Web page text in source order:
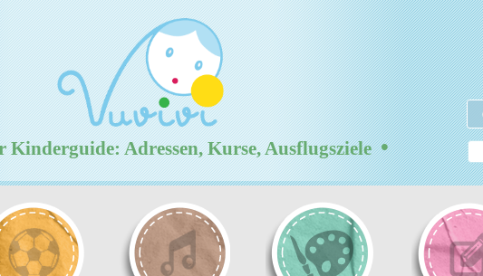
Adressen, Kurse, Ausflugsziele•